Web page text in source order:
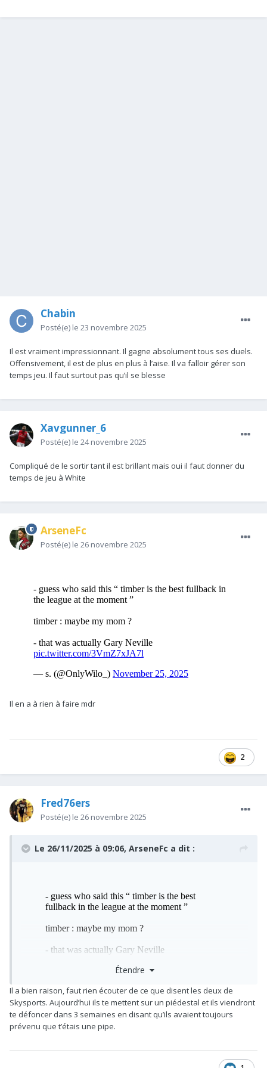
Chabin
Posté(e) le 23 novembre 2025
Il est vraiment impressionnant. Il gagne absolument tous ses duels.
Offensivement, il est de plus en plus à l’aise. Il va falloir gérer son
temps jeu. Il faut surtout pas qu’il se blesse
Xavgunner_6
Posté(e) le 24 novembre 2025
Compliqué de le sortir tant il est brillant mais oui il faut donner du
temps de jeu à White
ArseneFc
Posté(e) le 26 novembre 2025
Il en a à rien à faire mdr
2
Fred76ers
Posté(e) le 26 novembre 2025
Le 26/11/2025 à 09:06, ArseneFc a dit :
Il en a à rien à faire mdr
Étendre
Il a bien raison, faut rien écouter de ce que disent les deux de
Skysports. Aujourd’hui ils te mettent sur un piédestal et ils viendront
te défoncer dans 3 semaines en disant qu’ils avaient toujours
prévenu que t’étais une pipe.